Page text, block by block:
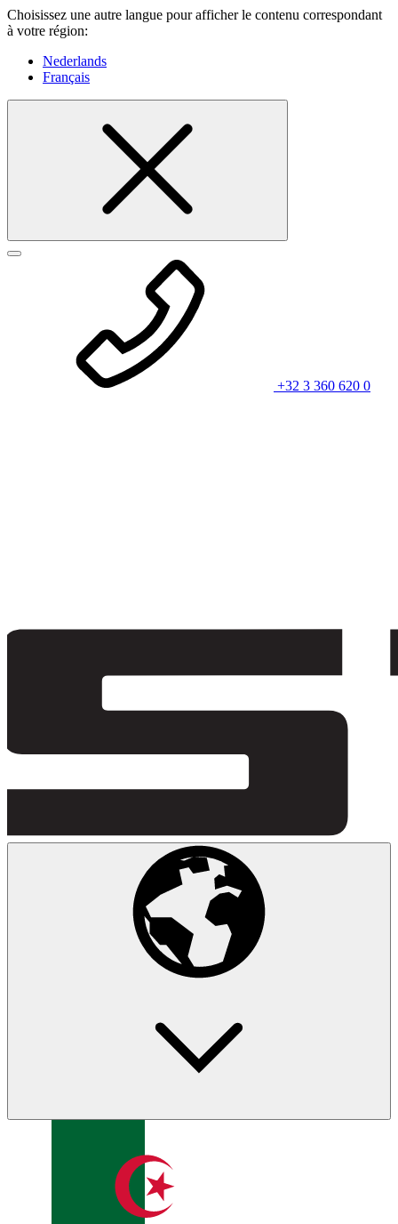
Choisissez une autre langue pour afficher le contenu correspondant
à votre région:
Nederlands
Français
+32 3 360 620 0